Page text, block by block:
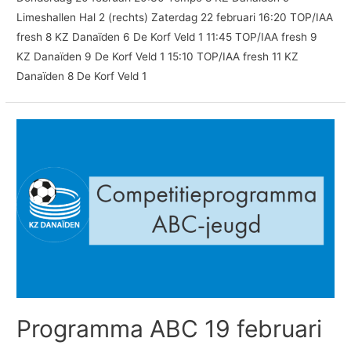
Limeshallen Hal 2 (rechts) Zaterdag 22 februari 16:20 TOP/IAA
fresh 8 KZ Danaïden 6 De Korf Veld 1 11:45 TOP/IAA fresh 9
KZ Danaïden 9 De Korf Veld 1 15:10 TOP/IAA fresh 11 KZ
Danaïden 8 De Korf Veld 1
Programma ABC 19 februari
februari